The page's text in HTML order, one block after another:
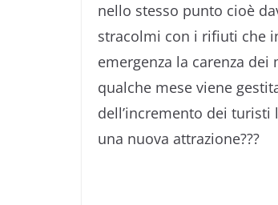
nello stesso punto cioè
stracolmi con i rifiuti che
emergenza la carenza
qualche mese viene
dell’incremento dei
una nuova attrazione???